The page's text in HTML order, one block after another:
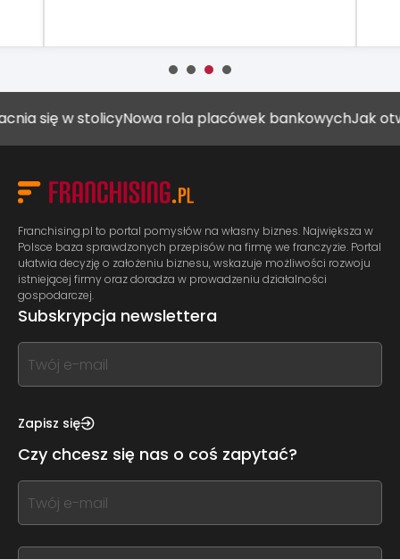
w stolicyNowa rola placówek bankowychJak
Franchising.pl to portal pomysłów na własny biznes. Największa w
Polsce baza sprawdzonych przepisów na firmę we franczyzie. Portal
ułatwia decyzję o założeniu biznesu, wskazuje możliwości rozwoju
istniejącej firmy oraz doradza w prowadzeniu działalności
gospodarczej.
Subskrypcja newslettera
If
you
this,
this
form
field
blank
Zapisz się
Czy chcesz się nas o coś zapytać?
If
you